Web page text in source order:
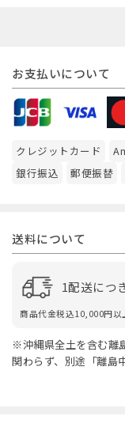
お支払いについて
クレジットカード
銀行振込
郵便振替
送料について
1配送につ
商品代金税込10,000円
※沖縄県全土を含む離
関わらず、別途「離島